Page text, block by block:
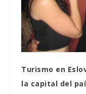
Turismo en
la capital del